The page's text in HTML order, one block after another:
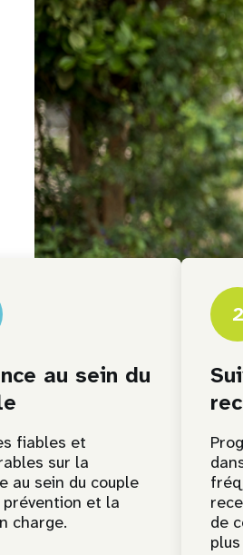
au sein du
fiables et
sur la
au sein du couple
et la
charge.
2
de